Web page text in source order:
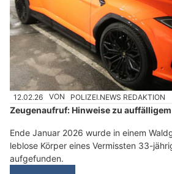
12.02.26 VON POLIZEI.NEWS REDAKTION
Zeugenaufruf: Hinweise zu
Ende Januar 2026 wurde in einem
leblose Körper eines Vermissten 33-
aufgefunden.